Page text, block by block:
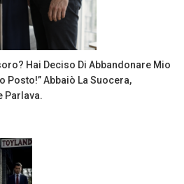
Hai Deciso Di Abbandonare Mio
Posto!” Abbaiò La Suocera,
Parlava.